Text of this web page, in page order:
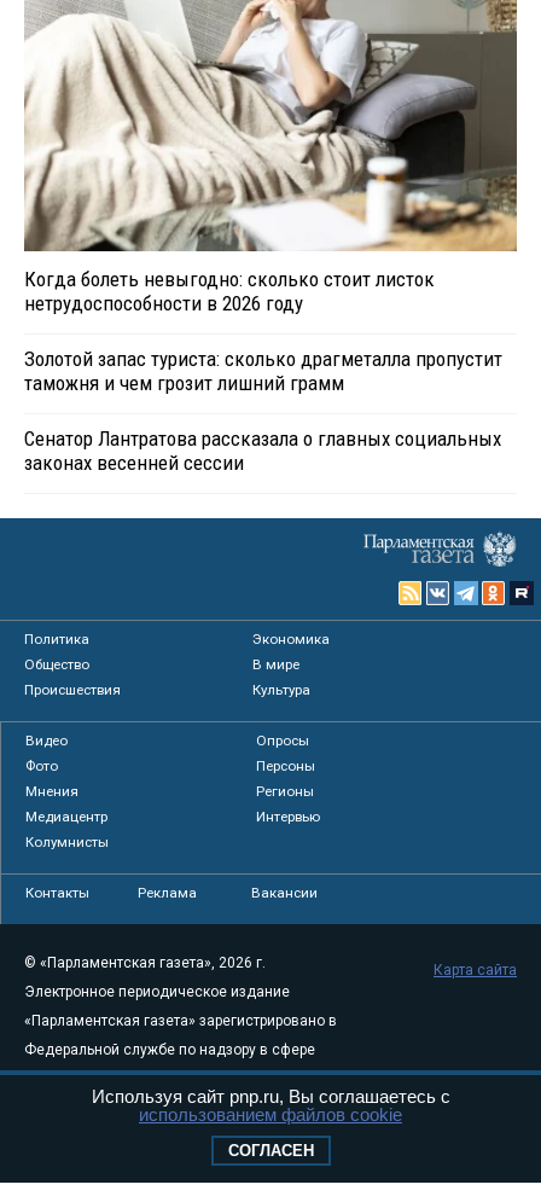
Когда болеть невыгодно: сколько стоит листок
нетрудоспособности в 2026 году
Золотой запас туриста: сколько драгметалла пропустит
таможня и чем грозит лишний грамм
Сенатор Лантратова рассказала о главных социальных
законах весенней сессии
Политика
Экономика
Общество
В мире
Происшествия
Культура
Видео
Опросы
Фото
Персоны
Мнения
Регионы
Медиацентр
Интервью
Колумнисты
Контакты Реклама Вакансии
© «Парламентская газета», 2026 г.
Электронное периодическое издание
«Парламентская газета» зарегистрировано в
Федеральной службе по надзору в сфере
связи, информационных технологий и
массовых коммуникаций (Роскомнадзор) 05
Свидетельство о регистрации Эл № ФС77-
Карта сайта
Используя сайт pnp.ru, Вы соглашаетесь с
использованием файлов cookie
СОГЛАСЕН